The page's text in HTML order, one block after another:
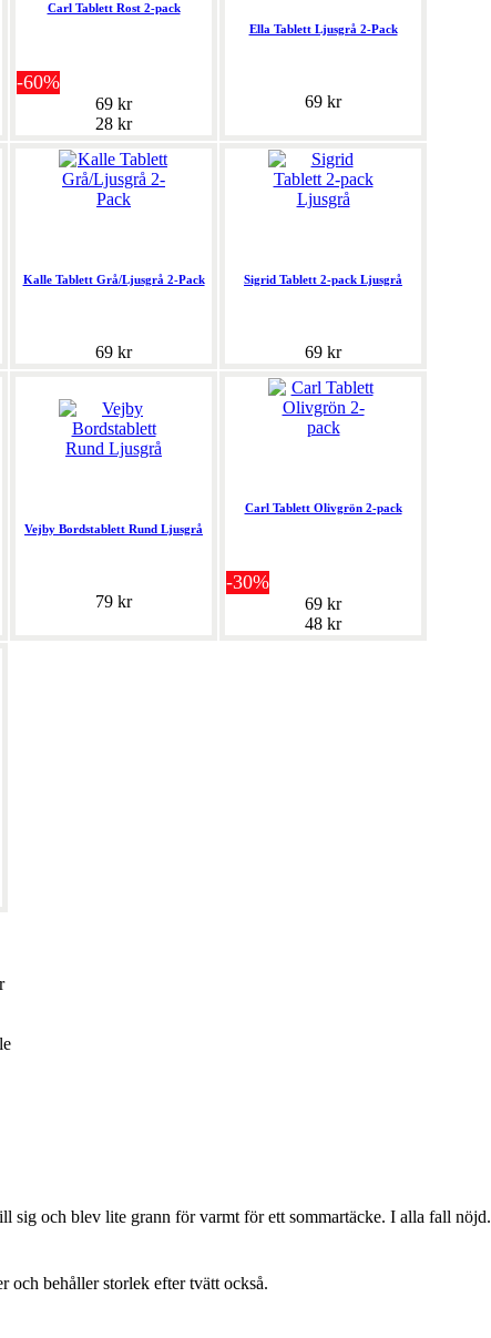
Carl Tablett Rost 2-pack
-60%
69 kr
28 kr
Ella Tablett Ljusgrå 2-Pack
69 kr
Kalle Tablett Grå/Ljusgrå 2-Pack
69 kr
Sigrid Tablett 2-pack Ljusgrå
69 kr
Vejby Bordstablett Rund Ljusgrå
79 kr
Carl Tablett Olivgrön 2-pack
-30%
69 kr
48 kr
sig och blev lite grann för varmt för ett sommartäcke. I alla fall nöjd.
och behåller storlek efter tvätt också.